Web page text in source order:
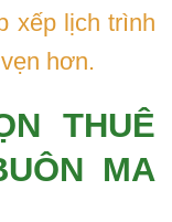
xếp lịch trình
hơn.
THUÊ
MA